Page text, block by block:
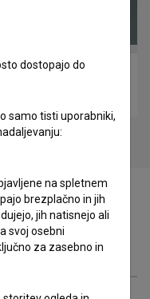
dostopajo do
samo tisti uporabniki,
na spletnem
brezplačno in jih
jih natisnejo ali
svoj osebni
za zasebno in